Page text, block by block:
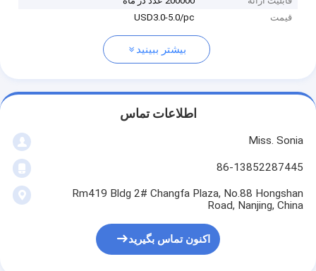
قیمت
USD3.0-5.0/pc
بیشتر ببینید
اطلاعات تماس
Miss. Sonia
86-13852287445
Rm419 Bldg 2# Changfa Plaza, No.88 Hongshan
Road, Nanjing, China
اکنون تماس بگیرید